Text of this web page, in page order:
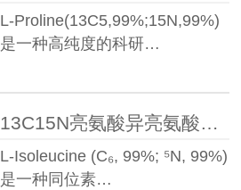
L-Proline(13C5,99%;15N,99%)
是一种高纯度的科研…
13C15N亮氨酸异亮氨酸_L-Isoleucine(13C5,99%;15N,99%)
L-Isoleucine (C₆, 99%; ⁵N, 99%)
是一种同位素…